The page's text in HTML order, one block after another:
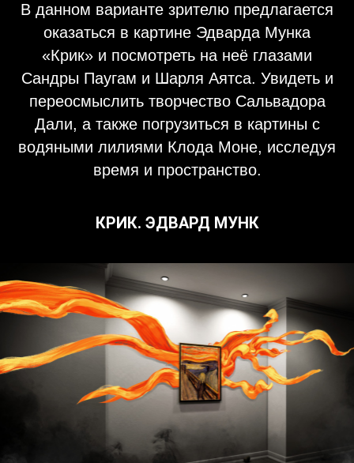
В данном варианте зрителю предлагается
оказаться в картине Эдварда Мунка
«Крик» и посмотреть на неё глазами
Сандры Паугам и Шарля Аятса. Увидеть и
переосмыслить творчество Сальвадора
Дали, а также погрузиться в картины с
водяными лилиями Клода Моне, исследуя
время и пространство.
КРИК. ЭДВАРД МУНК